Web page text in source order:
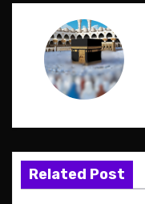
v
iRelated Post